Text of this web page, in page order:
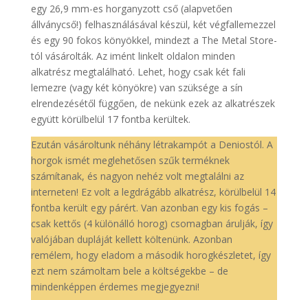
egy 26,9 mm-es horganyzott cső (alapvetően
állványcső!) felhasználásával készül, két végfallemezzel
és egy 90 fokos könyökkel, mindezt a The Metal Store-
tól vásárolták. Az imént linkelt oldalon minden
alkatrész megtalálható. Lehet, hogy csak két fali
lemezre (vagy két könyökre) van szüksége a sín
elrendezésétől függően, de nekünk ezek az alkatrészek
együtt körülbelül 17 fontba kerültek.
Ezután vásároltunk néhány létrakampót a Deniostól. A
horgok ismét meglehetősen szűk terméknek
számítanak, és nagyon nehéz volt megtalálni az
interneten! Ez volt a legdrágább alkatrész, körülbelül 14
fontba került egy párért. Van azonban egy kis fogás –
csak kettős (4 különálló horog) csomagban árulják, így
valójában dupláját kellett költenünk. Azonban
remélem, hogy eladom a második horogkészletet, így
ezt nem számoltam bele a költségekbe – de
mindenképpen érdemes megjegyezni!